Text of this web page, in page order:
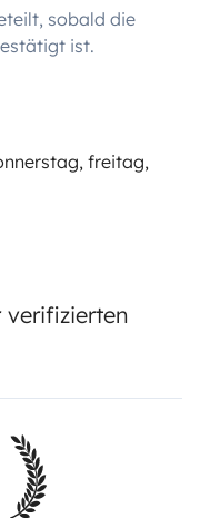
sobald die
ist.
freitag,
verifizierten